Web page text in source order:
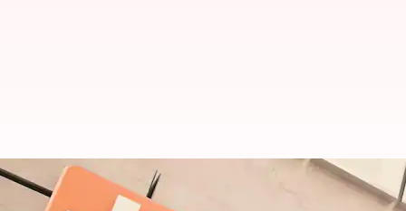
జార్ఖండ్ మాజీ ముఖ్యమంత్రి శిబు